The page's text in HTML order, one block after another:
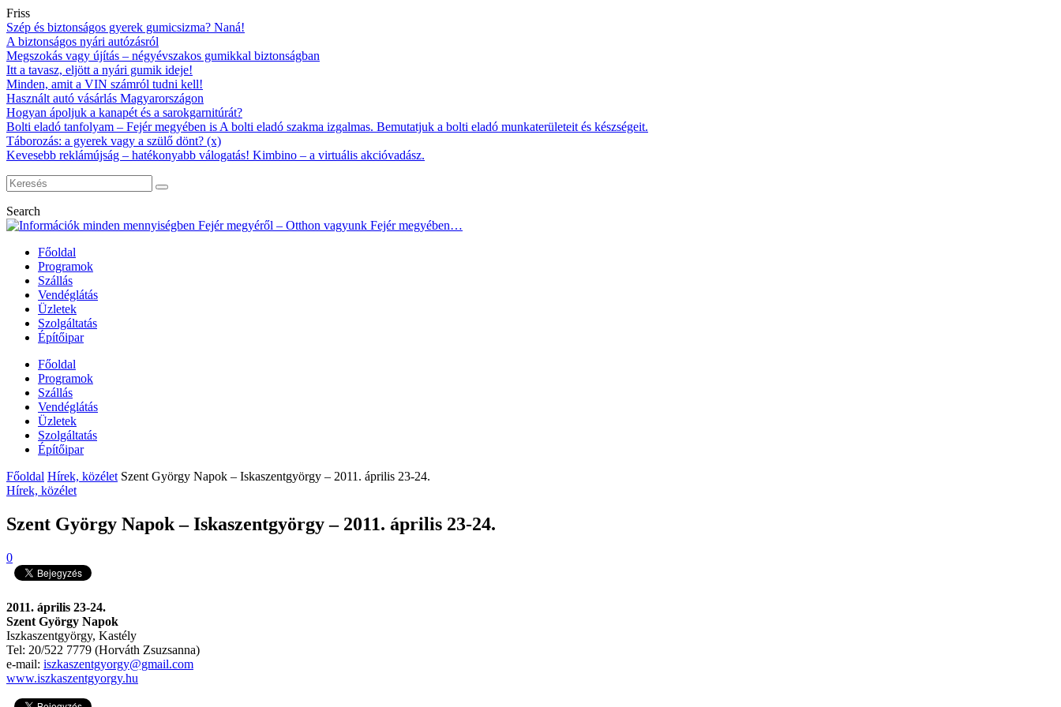
Friss
Szép és biztonságos gyerek gumicsizma? Naná!
A biztonságos nyári autózásról
Megszokás vagy újítás – négyévszakos gumikkal biztonságban
Itt a tavasz, eljött a nyári gumik ideje!
Minden, amit a VIN számról tudni kell!
Használt autó vásárlás Magyarországon
Hogyan ápoljuk a kanapét és a sarokgarnitúrát?
Bolti eladó tanfolyam – Fejér megyében is A bolti eladó szakma izgalmas. Bemutatjuk a bolti eladó munkaterületeit és készségeit.
Táborozás: a gyerek vagy a szülő dönt? (x)
Kevesebb reklámújság – hatékonyabb válogatás! Kimbino – a virtuális akcióvadász.
Search
Főoldal
Programok
Szállás
Vendéglátás
Üzletek
Szolgáltatás
Építőipar
Főoldal
Programok
Szállás
Vendéglátás
Üzletek
Szolgáltatás
Építőipar
Főoldal Hírek, közélet Szent György Napok – Iskaszentgyörgy – 2011. április 23-24.
Hírek, közélet
Szent György Napok – Iskaszentgyörgy – 2011. április 23-24.
0
2011. április 23-24.
Szent György Napok
Iszkaszentgyörgy, Kastély
Tel: 20/522 7779 (Horváth Zsuzsanna)
e-mail: iszkaszentgyorgy@gmail.com
www.iszkaszentgyorgy.hu